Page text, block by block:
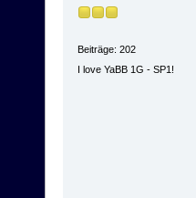
Beiträge: 202
I love YaBB 1G - SP1!